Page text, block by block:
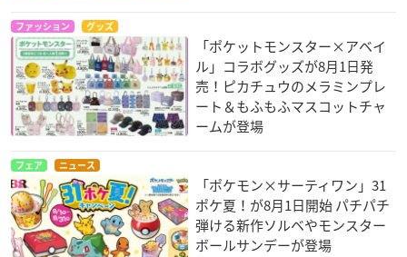
ファッション グッズ
「ポケットモンスター×アベイ
ル」コラボグッズが8月1日発
売！ピカチュウのメラミンプレ
ート＆もふもふマスコットチャ
ームが登場
フェア ニュース
「ポケモン×サーティワン」31
ポケ夏！が8月1日開始 パチパチ
弾ける新作ソルベやモンスター
ボールサンデーが登場